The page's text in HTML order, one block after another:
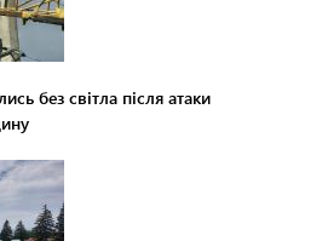
без світла після атаки